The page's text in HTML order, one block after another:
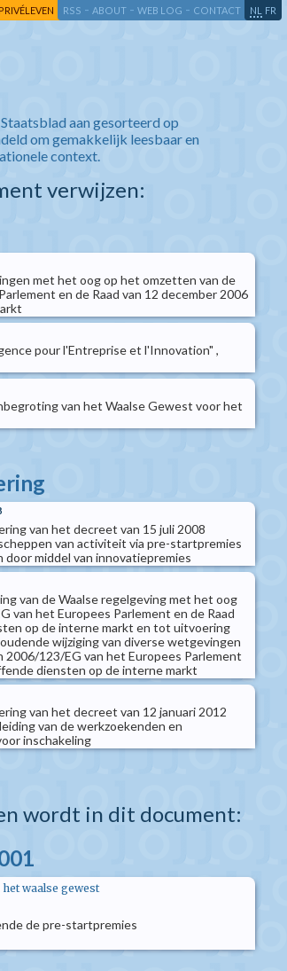
PRIVÉLEVEN RSS - ABOUT - WEB LOG - CONTACT NL FR
aan gesorteerd op
om gemakkelijk leesbaar en
context.
verwijzen:
met het oog op het omzetten van de
en de Raad van 12 december 2006
pour l'Entreprise et l'Innovation" ,
van het Waalse Gewest voor het
van het decreet van 15 juli 2008
van activiteit via pre-startpremies
middel van innovatiepremies
van de Waalse regelgeving met het oog
van het Europees Parlement en de Raad
op de interne markt en tot uitvoering
wijziging van diverse wetgevingen
123/EG van het Europees Parlement
diensten op de interne markt
van het decreet van 12 januari 2012
van de werkzoekenden en
inschakeling
wordt in dit document:
waalse gewest
de pre-startpremies